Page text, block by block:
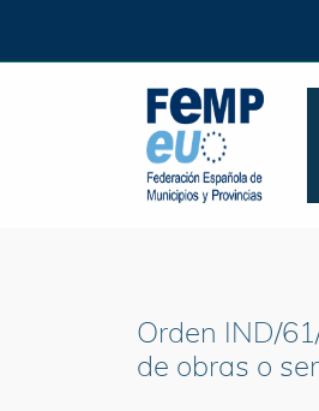
Orden IND/
de obras o